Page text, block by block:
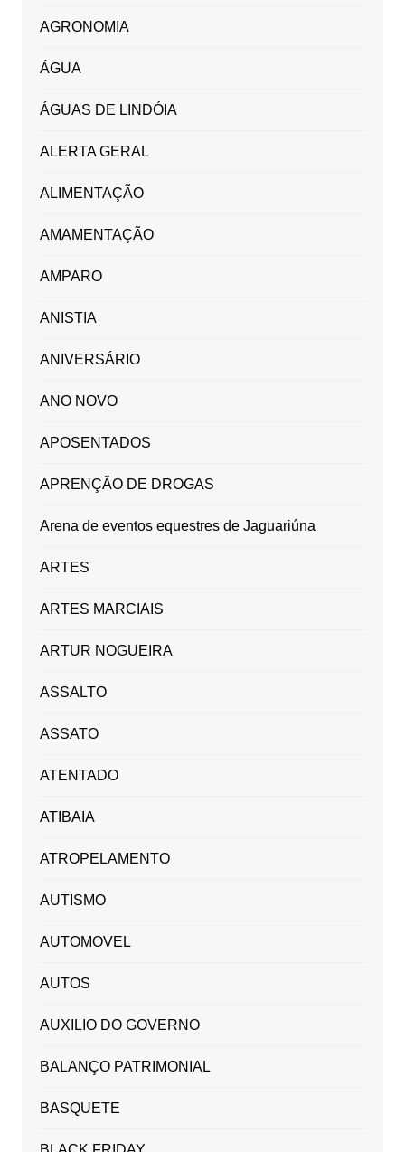
AGRONOMIA
ÁGUA
ÁGUAS DE LINDÓIA
ALERTA GERAL
ALIMENTAÇÃO
AMAMENTAÇÃO
AMPARO
ANISTIA
ANIVERSÁRIO
ANO NOVO
APOSENTADOS
APRENÇÃO DE DROGAS
Arena de eventos equestres de Jaguariúna
ARTES
ARTES MARCIAIS
ARTUR NOGUEIRA
ASSALTO
ASSATO
ATENTADO
ATIBAIA
ATROPELAMENTO
AUTISMO
AUTOMOVEL
AUTOS
AUXILIO DO GOVERNO
BALANÇO PATRIMONIAL
BASQUETE